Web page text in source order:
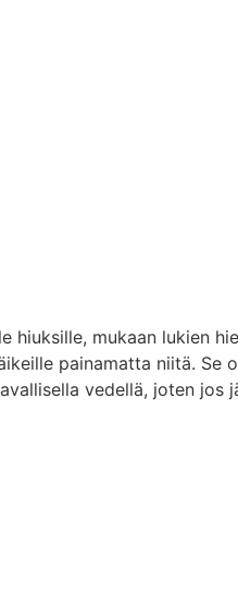
hiuksille, mukaan lukien
painamatta niitä.
vedellä, joten